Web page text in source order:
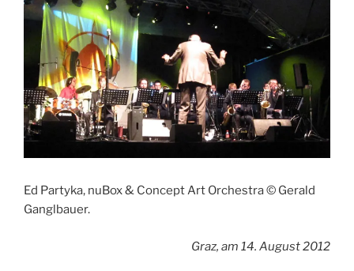
Ed Partyka, nuBox & Concept Art Orchestra © Gerald
Ganglbauer.
Graz, am 14. August 2012